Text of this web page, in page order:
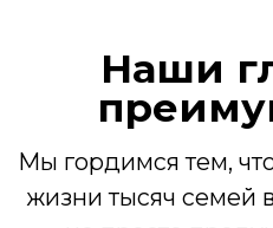
Открыть карту
Казань, ул. Абсалямова, 19
Казань, ул. Муштари, 18
Подарочные наборы